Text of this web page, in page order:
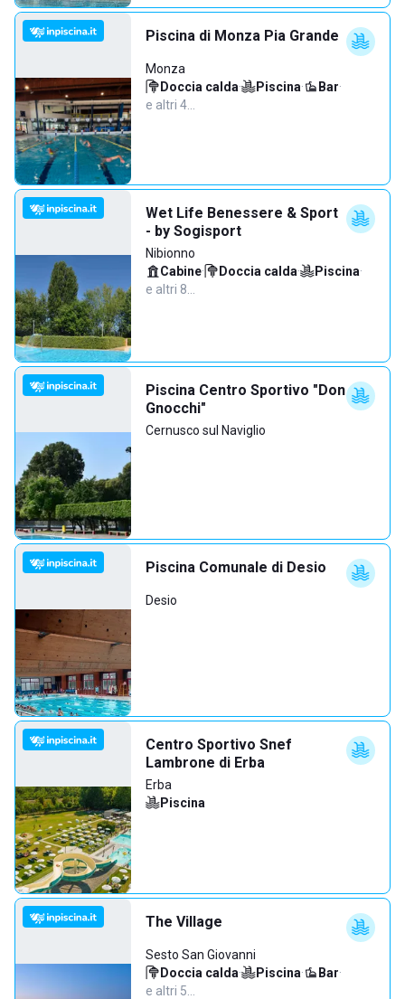
Piscina di Monza Pia Grande
Monza
Doccia calda· Piscina· Bar·
e altri 4…
Wet Life Benessere & Sport
- by Sogisport
Nibionno
Cabine· Doccia calda· Piscina·
e altri 8…
Piscina Centro Sportivo "Don
Gnocchi"
Cernusco sul Naviglio
Piscina Comunale di Desio
Desio
Centro Sportivo Snef
Lambrone di Erba
Erba
Piscina
The Village
Sesto San Giovanni
Doccia calda· Piscina· Bar·
e altri 5…